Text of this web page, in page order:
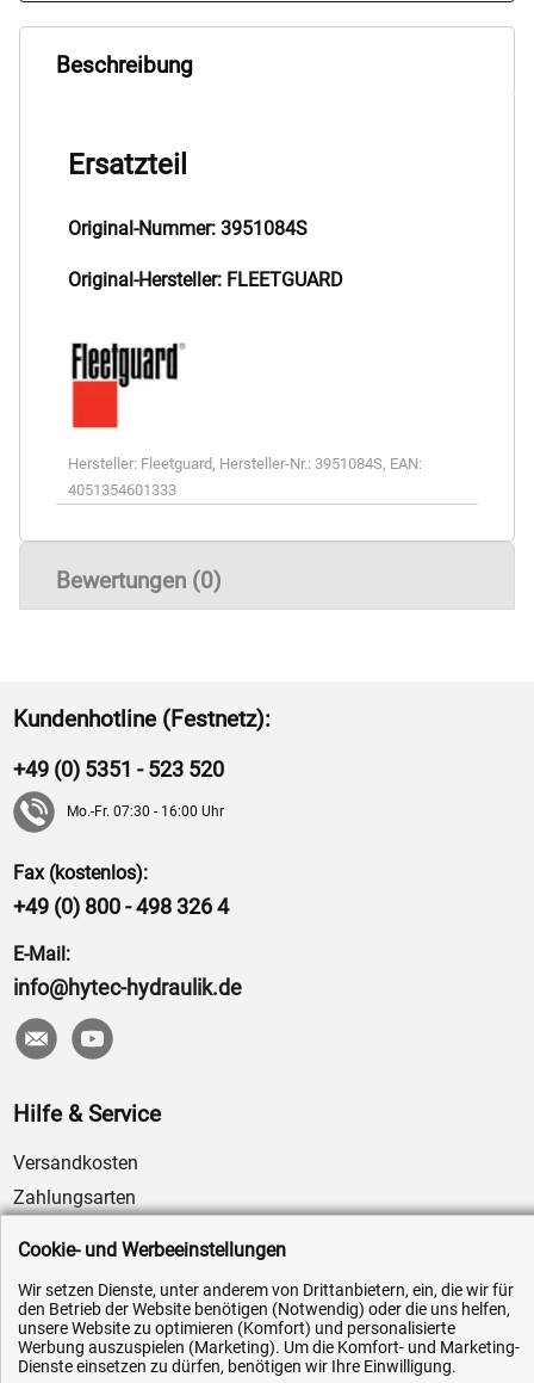
Beschreibung
Ersatzteil
Original-Nummer: 3951084S
Original-Hersteller: FLEETGUARD
Hersteller: Fleetguard, Hersteller-Nr.: 3951084S, EAN:
4051354601333
Bewertungen (0)
Kundenhotline (Festnetz):
+49 (0) 5351 - 523 520
Mo.-Fr. 07:30 - 16:00 Uhr
Fax (kostenlos):
+49 (0) 800 - 498 326 4
E-Mail:
info@hytec-hydraulik.de
Hilfe & Service
Versandkosten
Zahlungsarten
Datenschutz
Impressum
Karriere
Cookie- und Werbeeinstellungen
Wir setzen Dienste, unter anderem von Drittanbietern, ein, die wir für
den Betrieb der Website benötigen (Notwendig) oder die uns helfen,
unsere Website zu optimieren (Komfort) und personalisierte
Werbung auszuspielen (Marketing). Um die Komfort- und Marketing-
Dienste einsetzen zu dürfen, benötigen wir Ihre Einwilligung.